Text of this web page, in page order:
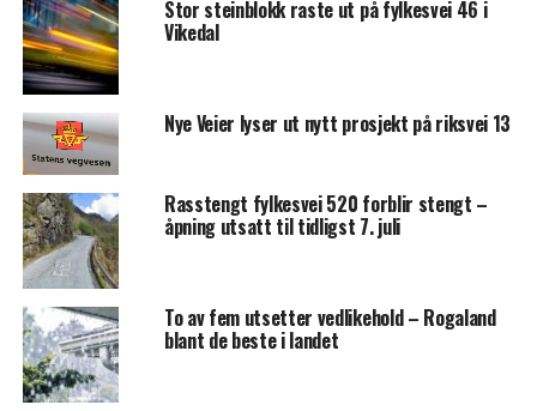
Stor steinblokk raste ut på fylkesvei 46 i
Vikedal
Nye Veier lyser ut nytt prosjekt på riksvei 13
Rasstengt fylkesvei 520 forblir stengt –
åpning utsatt til tidligst 7. juli
To av fem utsetter vedlikehold – Rogaland
blant de beste i landet